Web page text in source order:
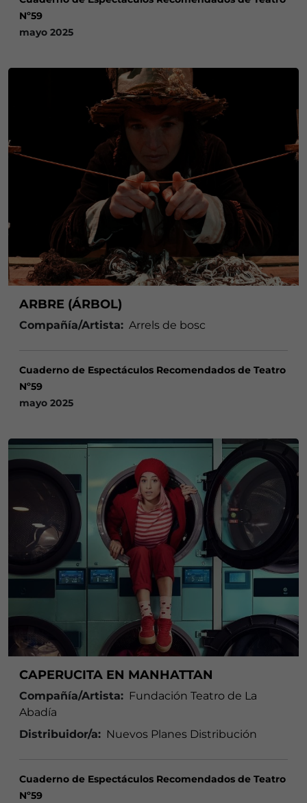
Nº59
mayo 2025
ARBRE (ÁRBOL)
Compañía/Artista: Arrels de bosc
Cuaderno de Espectáculos Recomendados de Teatro
Nº59
mayo 2025
CAPERUCITA EN MANHATTAN
Compañía/Artista: Fundación Teatro de La
Abadía
Distribuidor/a: Nuevos Planes Distribución
Cuaderno de Espectáculos Recomendados de Teatro
Nº59